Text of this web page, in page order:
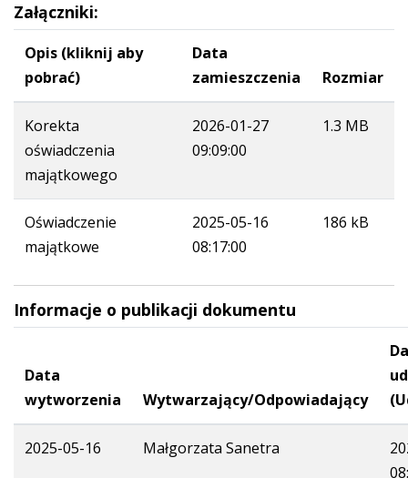
Załączniki:
Opis (kliknij aby
pobrać)
Data
zamieszczenia
Rozmiar
Korekta
oświadczenia
majątkowego
2026-01-27
09:09:00
1.3 MB
Oświadczenie
majątkowe
2025-05-16
08:17:00
186 kB
Informacje o publikacji dokumentu
Data
wytworzenia
Wytwarzający/Odpowiadający
2025-05-16 Małgorzata Sanetra